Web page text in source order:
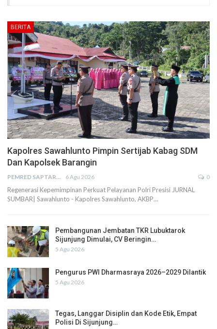
BERITA
Kapolres Sawahlunto Pimpin Sertijab Kabag SDM
Dan Kapolsek Barangin
PEMRED SAPTARIUS 6 Agu 2026 0
Regenerasi Kepemimpinan Perkuat Pelayanan Polri Presisi JURNAL
SUMBAR| Sawahlunto - Kapolres Sawahlunto, AKBP…
Pembangunan Jembatan TKR Lubuktarok
Sijunjung Dimulai, CV Beringin…
5 Agu 2026
Pengurus PWI Dharmasraya 2026–2029 Dilantik
5 Agu 2026
Tegas, Langgar Disiplin dan Kode Etik, Empat
Polisi Di Sijunjung…